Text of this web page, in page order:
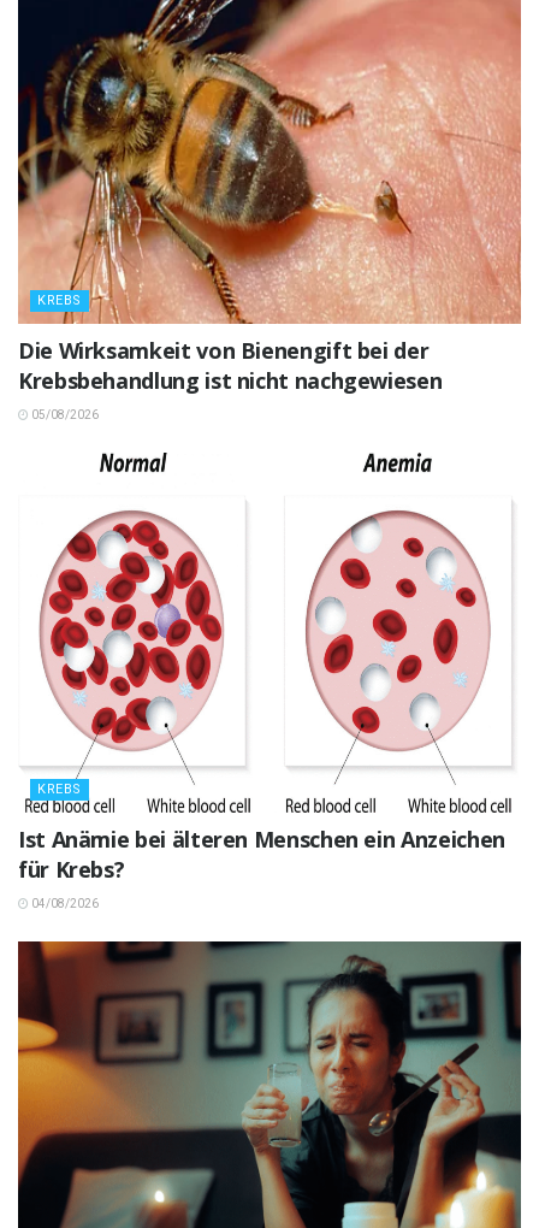
KREBS
Die Wirksamkeit von Bienengift bei der
Krebsbehandlung ist nicht nachgewiesen
05/08/2026
KREBS
Ist Anämie bei älteren Menschen ein Anzeichen
für Krebs?
04/08/2026